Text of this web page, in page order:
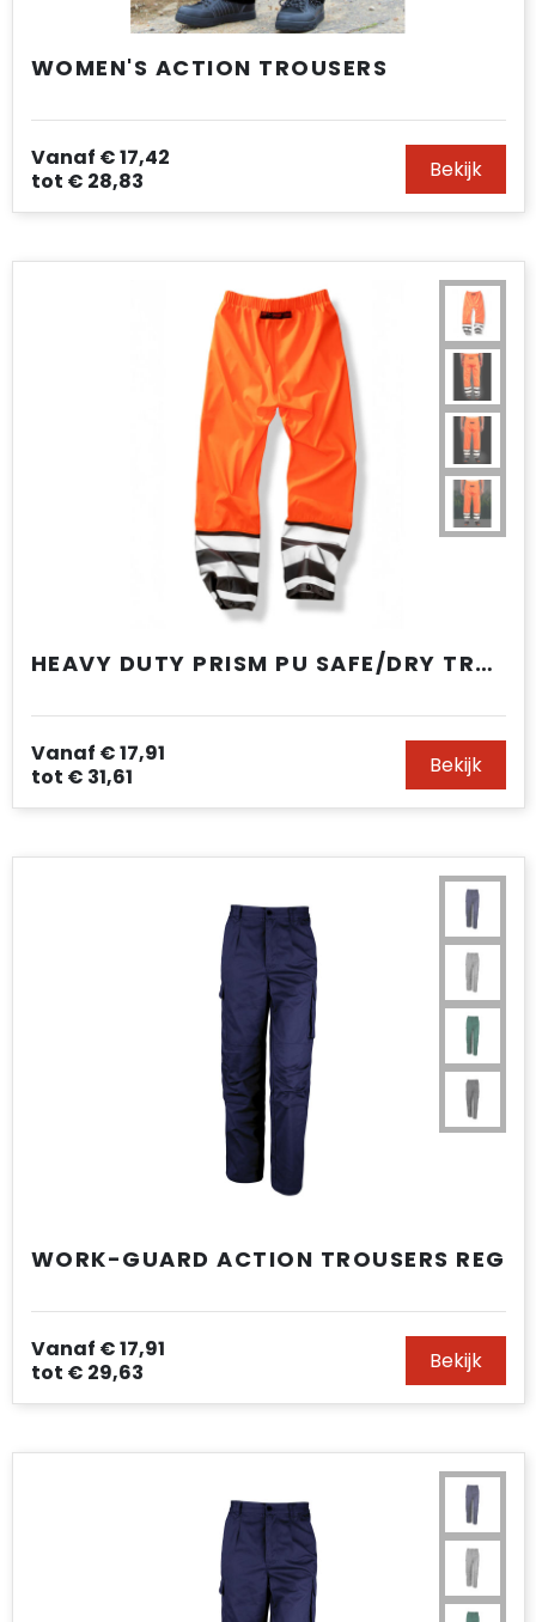
WOMEN'S ACTION TROUSERS
Vanaf € 17,42
tot € 28,83 Bekijk
HEAVY DUTY PRISM PU SAFE/DRY TROUSER
Vanaf € 17,91
tot € 31,61 Bekijk
WORK-GUARD ACTION TROUSERS REG
Vanaf € 17,91
tot € 29,63 Bekijk